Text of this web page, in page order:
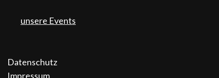
unsere Events
Datenschutz
Impressum